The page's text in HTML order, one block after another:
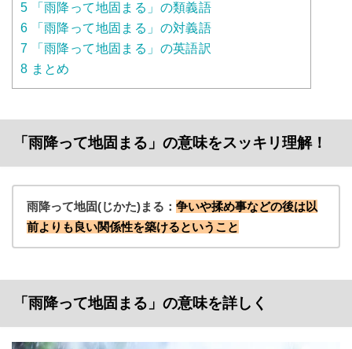
5 「雨降って地固まる」の類義語
6 「雨降って地固まる」の対義語
7 「雨降って地固まる」の英語訳
8 まとめ
「雨降って地固まる」の意味をスッキリ理解！
雨降って地固(じかた)まる： 争いや揉め事などの後は以
前よりも良い関係性を築けるということ
「雨降って地固まる」の意味を詳しく